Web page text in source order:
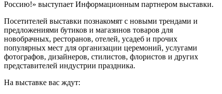
Россию!» выступает Информационным партнером выставки.
Посетителей выставки познакомят с новыми трендами и
предложениями бутиков и магазинов товаров для
новобрачных, ресторанов, отелей, усадеб и прочих
популярных мест для организации церемоний, услугами
фотографов, дизайнеров, стилистов, флористов и других
представителей индустрии праздника.
На выставке вас ждут: